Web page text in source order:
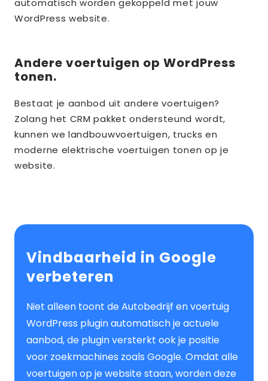
automatisch worden gekoppeld met jouw
WordPress website.
Andere voertuigen op WordPress
tonen.
Bestaat je aanbod uit andere voertuigen?
Zolang het CRM pakket ondersteund wordt,
kunnen we landbouwvoertuigen, trucks en
moderne elektrische voertuigen tonen op je
website.
Vindbaarheid in Google
verbeteren
Niet alleen toont de Autobedrijf en voertuig
WordPress plugin automatisch je actuele
aanbod, de plugin versterkt ook je positie
voor zoekmachines zoals Google. Omdat alle
voertuigen op je website staan, worden deze